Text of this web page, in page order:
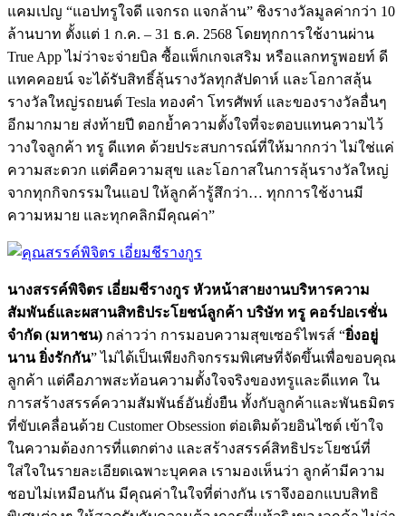
แคมเปญ “แอปทรูใจดี แจกรถ แจกล้าน” ชิงรางวัลมูลค่ากว่า 10
ล้านบาท ตั้งแต่ 1 ก.ค. – 31 ธ.ค. 2568 โดยทุกการใช้งานผ่าน
True App ไม่ว่าจะจ่ายบิล ซื้อแพ็กเกจเสริม หรือแลกทรูพอยท์ ดี
แทคคอยน์ จะได้รับสิทธิ์ลุ้นรางวัลทุกสัปดาห์ และโอกาสลุ้น
รางวัลใหญ่รถยนต์ Tesla ทองคำ โทรศัพท์ และของรางวัลอื่นๆ
อีกมากมาย ส่งท้ายปี ตอกย้ำความตั้งใจที่จะตอบแทนความไว้
วางใจลูกค้า ทรู ดีแทค ด้วยประสบการณ์ที่ให้มากกว่า ไม่ใช่แค่
ความสะดวก แต่คือความสุข และโอกาสในการลุ้นรางวัลใหญ่
จากทุกกิจกรรมในแอป ให้ลูกค้ารู้สึกว่า… ทุกการใช้งานมี
ความหมาย และทุกคลิกมีคุณค่า”
นางสรรค์พิจิตร เอี่ยมชีรางกูร หัวหน้าสายงานบริหารความ
สัมพันธ์และผสานสิทธิประโยชน์ลูกค้า บริษัท ทรู คอร์ปอเรชั่น
จำกัด (มหาชน) กล่าวว่า การมอบความสุขเซอร์ไพรส์ “ยิ่งอยู่
นาน ยิ่งรักกัน” ไม่ได้เป็นเพียงกิจกรรมพิเศษที่จัดขึ้นเพื่อขอบคุณ
ลูกค้า แต่คือภาพสะท้อนความตั้งใจจริงของทรูและดีแทค ใน
การสร้างสรรค์ความสัมพันธ์อันยั่งยืน ทั้งกับลูกค้าและพันธมิตร
ที่ขับเคลื่อนด้วย Customer Obsession ต่อเติมด้วยอินไซต์ เข้าใจ
ในความต้องการที่แตกต่าง และสร้างสรรค์สิทธิประโยชน์ที่
ใส่ใจในรายละเอียดเฉพาะบุคคล เรามองเห็นว่า ลูกค้ามีความ
ชอบไม่เหมือนกัน มีคุณค่าในใจที่ต่างกัน เราจึงออกแบบสิทธิ